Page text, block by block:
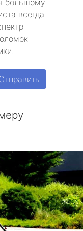
большому
всегда